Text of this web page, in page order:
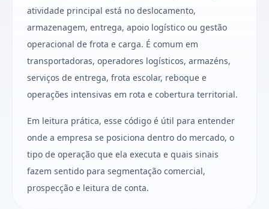
atividade principal está no deslocamento,
armazenagem, entrega, apoio logístico ou gestão
operacional de frota e carga. É comum em
transportadoras, operadores logísticos, armazéns,
serviços de entrega, frota escolar, reboque e
operações intensivas em rota e cobertura territorial.
Em leitura prática, esse código é útil para entender
onde a empresa se posiciona dentro do mercado, o
tipo de operação que ela executa e quais sinais
fazem sentido para segmentação comercial,
prospecção e leitura de conta.